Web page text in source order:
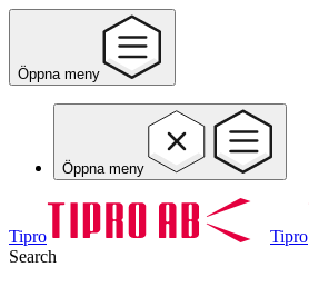
Öppna meny
Öppna meny
Tipro
Tipro
Search